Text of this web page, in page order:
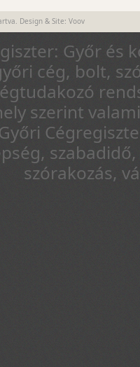
Design & Site: Voov
Győr és
cég, bolt,
szerint
szórakozás,